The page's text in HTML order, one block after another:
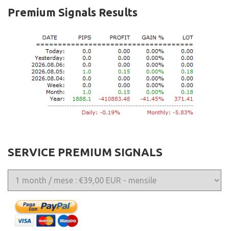
Premium Signals Results
SERVICE PREMIUM SIGNALS